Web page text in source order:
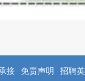
接 免责声明 招聘